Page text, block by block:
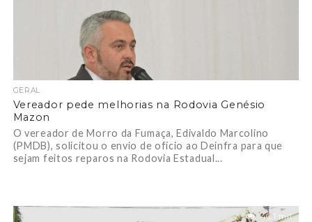
GERAL
Vereador pede melhorias na Rodovia Genésio
Mazon
O vereador de Morro da Fumaça, Edivaldo Marcolino
(PMDB), solicitou o envio de ofício ao Deinfra para que
sejam feitos reparos na Rodovia Estadual...
40.1 mil